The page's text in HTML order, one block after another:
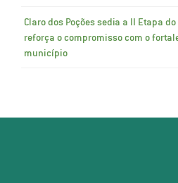
Claro dos Poções sedia a II Etapa
reforça o compromisso com o
município